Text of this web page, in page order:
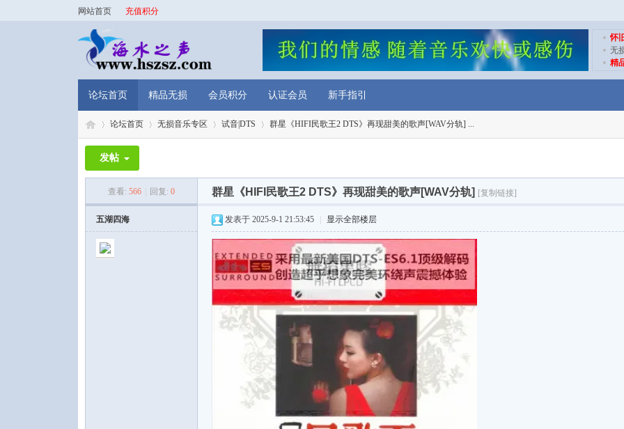
网站首页 充值积分
怀
无
精
论坛首页 精品无损 会员积分 认证会员 新手指引
论坛首页 无损音乐专区 试音|DTS 群星《HIFI民歌王2 DTS》再现甜美的歌声[WAV分轨] ...
发帖
查看: 566 回复: 0 群星《HIFI民歌王2 DTS》再现甜美的歌声[WAV分轨] [复制链接]
五湖四海 发表于 2025-9-1 21:53:45 显示全部楼层